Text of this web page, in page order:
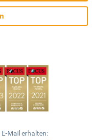
Mail erhalten: